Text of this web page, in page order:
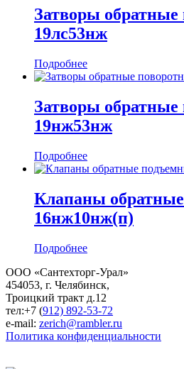
Затворы обратные
19лс53нж
Подробнее
Затворы обратные
19нж53нж
Подробнее
Клапаны
16нж10нж(п)
Подробнее
ООО «Сантехторг-Урал»
454053, г. Челябинск,
Троицкий тракт д.12
тел:+7 (912) 892-53-72
e-mail: zerich@rambler.ru
Политика конфиденциальности